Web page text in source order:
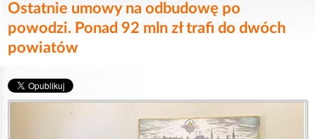
Ostatnie umowy na odbudowę po
powodzi. Ponad 92 mln zł trafi do dwóch
powiatów